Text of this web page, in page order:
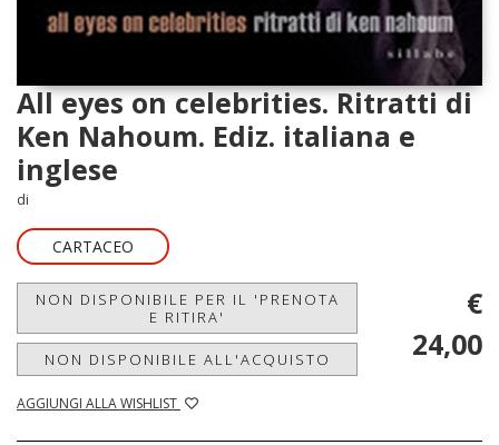
All eyes on celebrities. Ritratti di
Ken Nahoum. Ediz. italiana e
inglese
di
CARTACEO
NON DISPONIBILE PER IL 'PRENOTA
E RITIRA'
NON DISPONIBILE ALL'ACQUISTO
AGGIUNGI ALLA WISHLIST
€
24,00